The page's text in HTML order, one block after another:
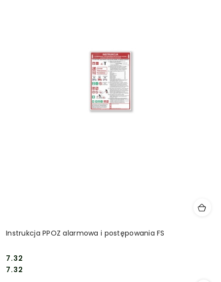
Instrukcja PPOZ alarmowa i postępowania FS
Cena:
7.32
Cena:
7.32